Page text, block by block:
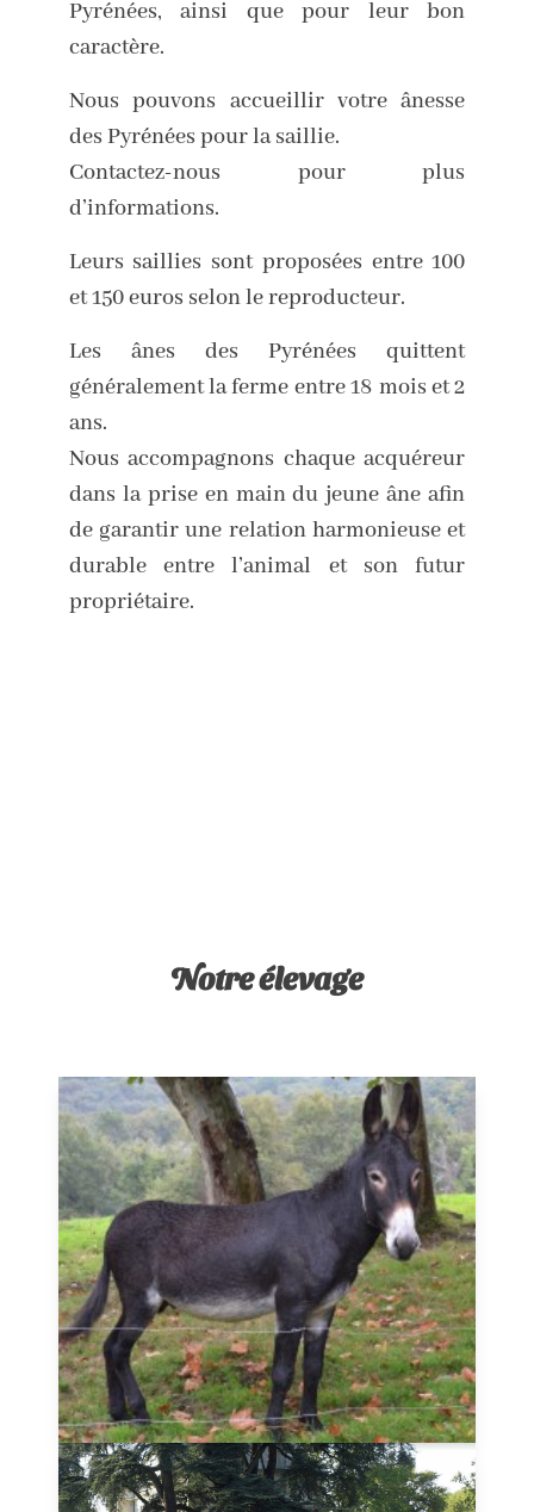
Pyrénées, ainsi que pour leur bon
caractère.
Nous pouvons accueillir votre ânesse
des Pyrénées pour la saillie.
Contactez-nous pour plus
d’informations.
Leurs saillies sont proposées entre 100
et 150 euros selon le reproducteur.
Les ânes des Pyrénées quittent
généralement la ferme entre 18 mois et 2
ans.
Nous accompagnons chaque acquéreur
dans la prise en main du jeune âne afin
de garantir une relation harmonieuse et
durable entre l’animal et son futur
propriétaire.
Notre élevage